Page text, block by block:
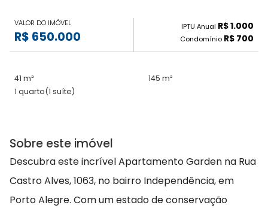
VALOR DO IMÓVEL
R$ 650.000
IPTU Anual R$ 1.000
Condomínio R$ 700
41 m²
145 m²
1 quarto(1 suíte)
Sobre este imóvel
Descubra este incrível Apartamento Garden na Rua
Castro Alves, 1063, no bairro Independência, em
Porto Alegre. Com um estado de conservação